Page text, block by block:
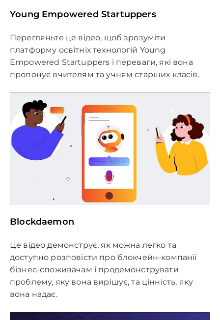
Young Empowered Startuppers
Перегляньте це відео, щоб зрозуміти
платформу освітніх технологій Young
Empowered Startuppers і переваги, які вона
пропонує вчителям та учням старших класів.
Blockdaemon
Це відео демонструє, як можна легко та
доступно розповісти про блокчейн-компанії
бізнес-споживачам і продемонструвати
проблему, яку вона вирішує, та цінність, яку
вона надає.